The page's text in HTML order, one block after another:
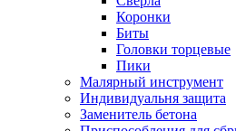
Коронки
Биты
Головки торцевые
Пики
Малярный инструмент
Индивидуальня защита
Заменитель бетона